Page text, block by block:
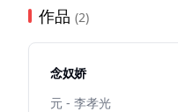
作品 (2)
念奴娇
元 - 李孝光